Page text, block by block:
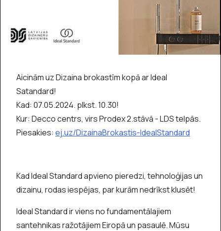
Aicinām uz Dizaina brokastīm kopā ar Ideal
Satandard!
Kad: 07.05.2024. plkst. 10.30!
Kur: Decco centrs, virs Prodex 2.stāvā - LDS telpās.
Piesakies: ej.uz/DizainaBrokastis-IdealStandard
Kad Ideal Standard apvieno pieredzi, tehnoloģijas un
dizainu, rodas iespējas, par kurām nedrīkst klusēt!
Ideal Standard ir viens no fundamentālajiem
santehnikas ražotājiem Eiropā un pasaulē. Mūsu